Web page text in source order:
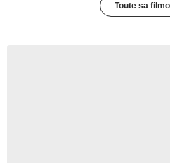
Toute sa